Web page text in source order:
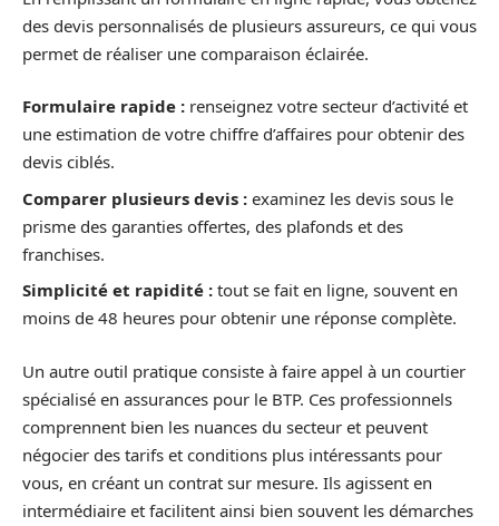
des devis personnalisés de plusieurs assureurs, ce qui vous
permet de réaliser une comparaison éclairée.
Formulaire rapide : renseignez votre secteur d’activité et
une estimation de votre chiffre d’affaires pour obtenir des
devis ciblés.
Comparer plusieurs devis : examinez les devis sous le
prisme des garanties offertes, des plafonds et des
franchises.
Simplicité et rapidité : tout se fait en ligne, souvent en
moins de 48 heures pour obtenir une réponse complète.
Un autre outil pratique consiste à faire appel à un courtier
spécialisé en assurances pour le BTP. Ces professionnels
comprennent bien les nuances du secteur et peuvent
négocier des tarifs et conditions plus intéressants pour
vous, en créant un contrat sur mesure. Ils agissent en
intermédiaire et facilitent ainsi bien souvent les démarches